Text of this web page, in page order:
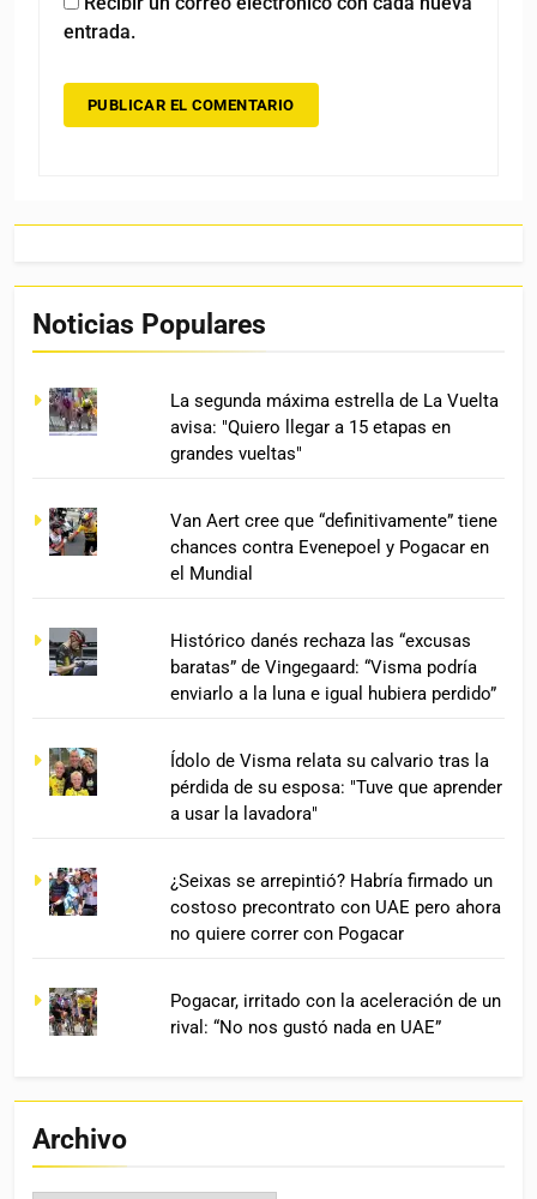
entrada.
Noticias Populares
La segunda máxima estrella de La Vuelta
avisa: "Quiero llegar a 15 etapas en
grandes vueltas"
Van Aert cree que “definitivamente” tiene
chances contra Evenepoel y Pogacar en
el Mundial
Histórico danés rechaza las “excusas
baratas” de Vingegaard: “Visma podría
enviarlo a la luna e igual hubiera perdido”
Ídolo de Visma relata su calvario tras la
pérdida de su esposa: "Tuve que aprender
a usar la lavadora"
¿Seixas se arrepintió? Habría firmado un
costoso precontrato con UAE pero ahora
no quiere correr con Pogacar
Pogacar, irritado con la aceleración de un
rival: “No nos gustó nada en UAE”
Archivo